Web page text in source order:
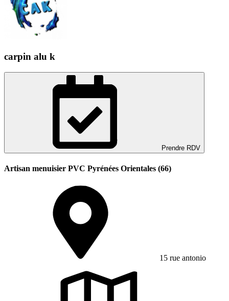
carpin alu k
Prendre RDV
Artisan menuisier PVC Pyrénées Orientales (66)
15 rue antonio